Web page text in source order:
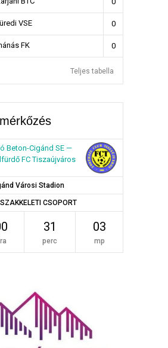
VSE 0
FK 0
Teljes tabella
Beton-Cigánd SE —
FC Tiszaújváros
Városi Stadion
CSOPORT
31
perc
03
mp